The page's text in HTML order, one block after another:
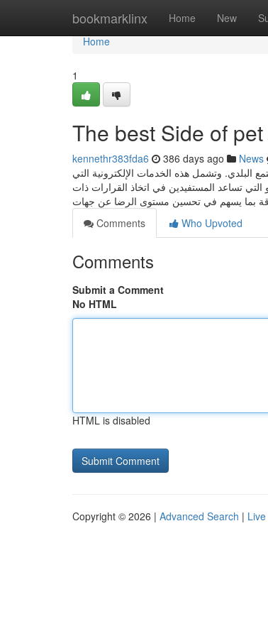
bookmarklinx Home New
Home
Home
1
The best Side of
kennethr383fda6 386 days ago News
البلدي. وتشمل هذه الخدمات الإلكترونية التي
التي تساعد المستفيدين في اتخاذ القرارات ذات
Comments
Who Upvoted
Comments
Submit a Comment
No HTML
HTML is disabled
Copyright © 2026 | Advanced Search | Live